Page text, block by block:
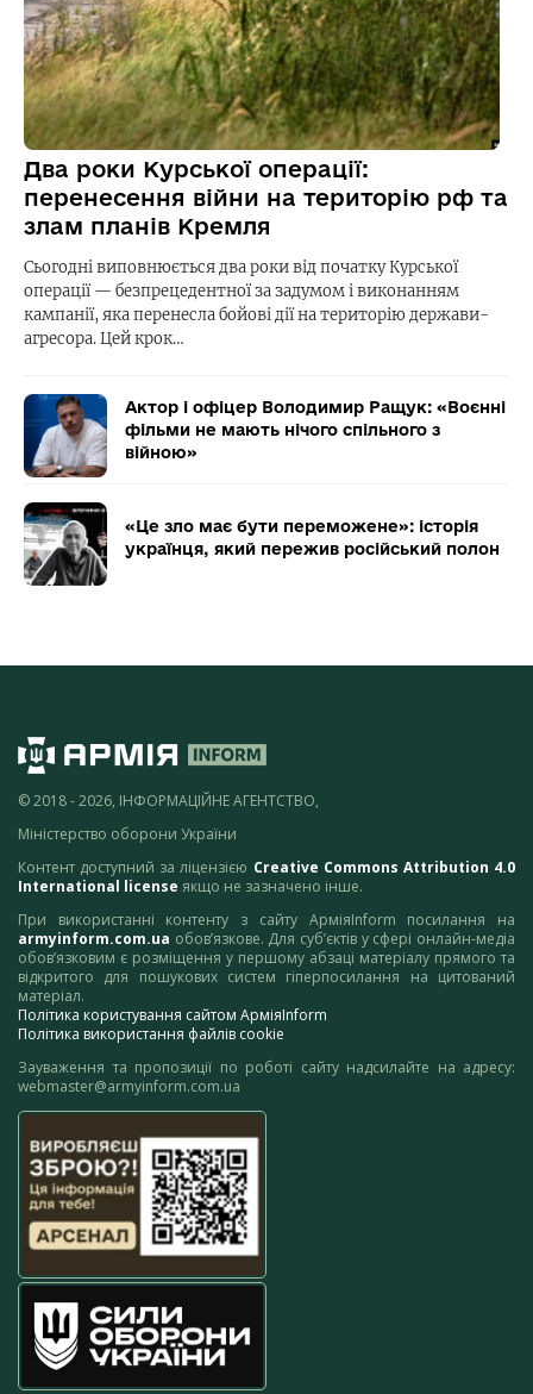
Два роки Курської операції:
перенесення війни на територію рф та
злам планів Кремля
Сьогодні виповнюється два роки від початку Курської
операції — безпрецедентної за задумом і виконанням
кампанії, яка перенесла бойові дії на територію держави-
агресора. Цей крок…
Актор і офіцер Володимир Ращук: «Воєнні
фільми не мають нічого спільного з
війною»
«Це зло має бути переможене»: історія
українця, який пережив російський полон
© 2018 - 2026, ІНФОРМАЦІЙНЕ АГЕНТСТВО,
Міністерство оборони України
Контент доступний за ліцензією Creative Commons Attribution 4.0
International license якщо не зазначено інше.
При використанні контенту з сайту АрміяInform посилання на
armyinform.com.ua обов’язкове. Для суб’єктів у сфері онлайн-медіа
обов’язковим є розміщення у першому абзаці матеріалу прямого та
відкритого для пошукових систем гіперпосилання на цитований
матеріал.
Політика користування сайтом АрміяInform
Політика використання файлів cookie
Зауваження та пропозиції по роботі сайту надсилайте на адресу:
webmaster@armyinform.com.ua